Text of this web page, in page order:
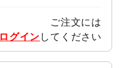
ご注文には
ログインしてください